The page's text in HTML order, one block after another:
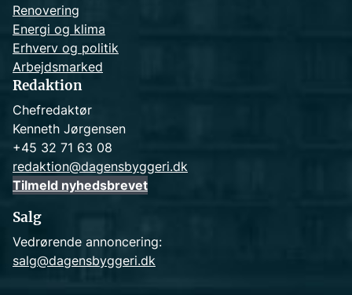
Renovering
Energi og klima
Erhverv og politik
Arbejdsmarked
Redaktion
Chefredaktør
Kenneth Jørgensen
+45 32 71 63 08
redaktion@dagensbyggeri.dk
Tilmeld nyhedsbrevet
Salg
Vedrørende annoncering:
salg@dagensbyggeri.dk